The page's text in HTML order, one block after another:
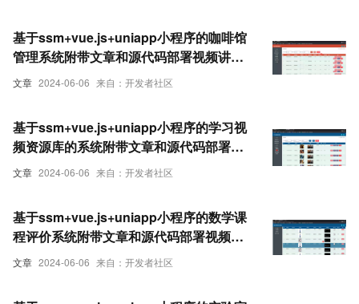
文章 2024-06-06 来自：开发者社区
基于ssm+vue.js+uniapp小程序的咖啡馆
管理系统附带文章和源代码部署视频讲解
等
文章 2024-06-06 来自：开发者社区
基于ssm+vue.js+uniapp小程序的学习视
频资源库的系统附带文章和源代码部署视
频讲解等
文章 2024-06-06 来自：开发者社区
基于ssm+vue.js+uniapp小程序的数学课
程评价系统附带文章和源代码部署视频讲
解等